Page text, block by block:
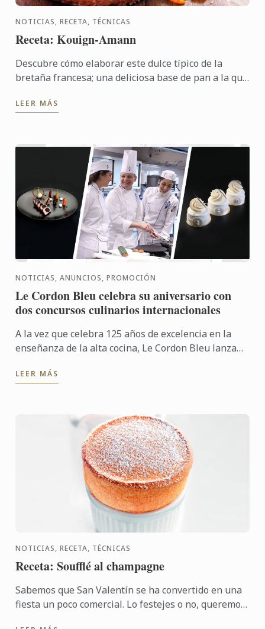
NOTICIAS, RECETA, TÉCNICAS
Receta: Kouign-Amann
Descubre cómo elaborar este dulce típico de la
bretaña francesa; una deliciosa base de pan a la que
fuera ...
LEER MÁS
NOTICIAS, ANUNCIOS, PROMOCIÓN
Le Cordon Bleu celebra su aniversario con
dos concursos culinarios internacionales
A la vez que celebra 125 años de excelencia en la
enseñanza de la alta cocina, Le Cordon Bleu lanza
LEER MÁS
NOTICIAS, RECETA, TÉCNICAS
Receta: Soufflé al champagne
Sabemos que San Valentín se ha convertido en una
fiesta un poco comercial. Lo festejes o no, queremos